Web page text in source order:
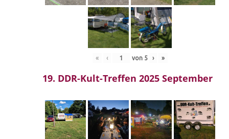
« ‹ von 5 › »
19. DDR-Kult-Treffen 2025 September